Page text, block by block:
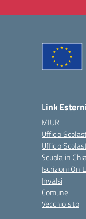
Link Esterni
MIUR
Ufficio
Ufficio
Scuola in
Iscrizioni On
Invalsi
Comune
Vecchio sito